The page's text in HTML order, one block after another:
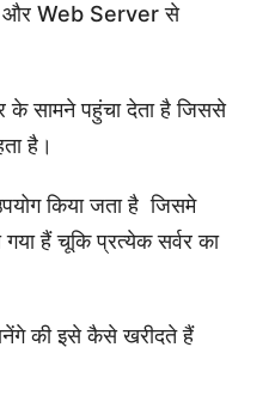
और Web Server से
सामने पहुंचा देता है जिससे
है।
किया जता है जिसमे
हैं चूकि प्रत्येक सर्वर का
की इसे कैसे खरीदते हैं